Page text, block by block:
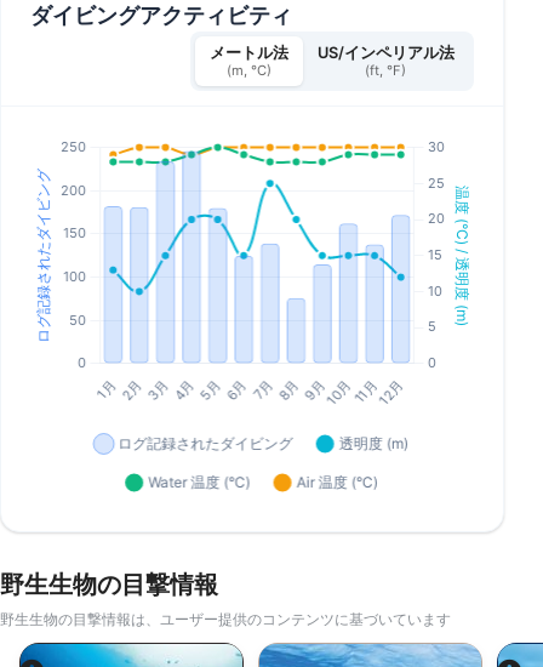
ダイビングアクティビティ
メートル法
(m, °C)
US/インペリアル法
(ft, °F)
野生生物の目撃情報
野生生物の目撃情報は、ユーザー提供のコンテンツに基づいています